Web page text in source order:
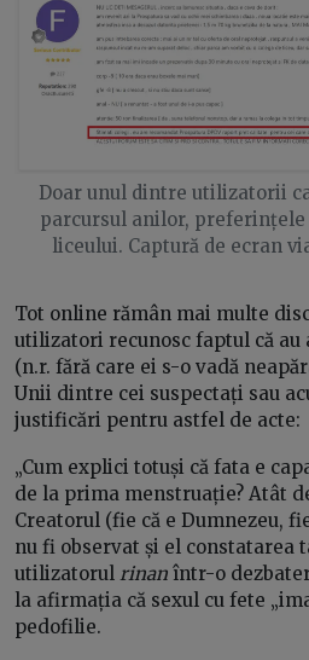
Doar unul dintre utilizatorii
parcursul anilor,
liceului. Captură de ecran
Tot online rămân mai multe
utilizatori recunosc faptul că au
(n.r. fără care ei s-o vadă
Unii dintre cei suspectați sau
justificări pentru astfel de acte:
„Cum explici totuși că fata e
de la prima menstruație? Atât
Creatorul (fie că e Dumnezeu,
nu fi observat și el constatarea
utilizatorul rinan într-o
la afirmația că sexul cu fete
pedofilie.